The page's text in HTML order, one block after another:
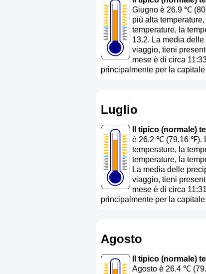
Giugno è 26.9 ℃
più alta
temperature, la
13.2. La media
viaggio, tieni
mese è di circa
principalmente per la
Luglio
Il tipico (normale)
è 26.2 ℃ (79.16 ℉).
temperature, la
temperature, la
La media delle
viaggio, tieni
mese è di circa
principalmente per la
Agosto
Il tipico (normale)
Agosto è 26.4 ℃